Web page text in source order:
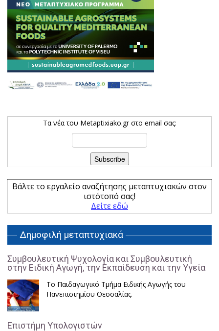
Τα νέα του Metaptixiako.gr στο email σας:
Βάλτε το εργαλείο αναζήτησης μεταπτυχιακών στον
ιστότοπό σας!
Δείτε εδώ
Δημοφιλή μεταπτυχιακά
Συμβουλευτική Ψυχολογία και Συμβουλευτική
στην Ειδική Αγωγή, την Εκπαίδευση και την Υγεία
Το Παιδαγωγικό Τμήμα Ειδικής Αγωγής του
Πανεπιστημίου Θεσσαλίας.
Επιστήμη Υπολογιστών